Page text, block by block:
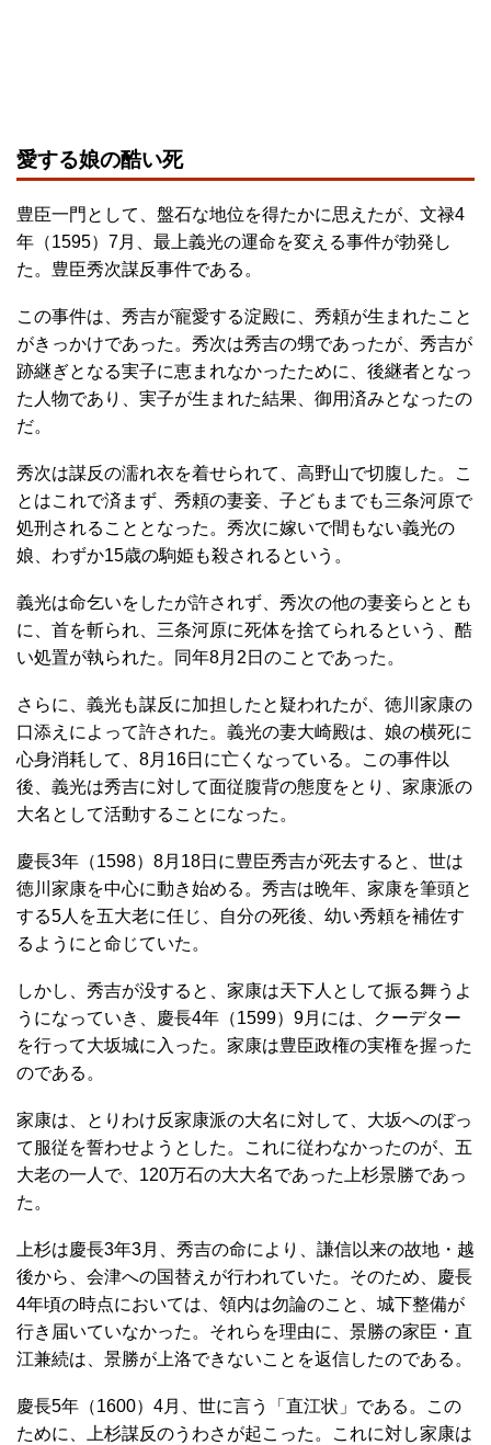
愛する娘の酷い死
豊臣一門として、盤石な地位を得たかに思えたが、文禄4
年（1595）7月、最上義光の運命を変える事件が勃発し
た。豊臣秀次謀反事件である。
この事件は、秀吉が寵愛する淀殿に、秀頼が生まれたこと
がきっかけであった。秀次は秀吉の甥であったが、秀吉が
跡継ぎとなる実子に恵まれなかったために、後継者となっ
た人物であり、実子が生まれた結果、御用済みとなったの
だ。
秀次は謀反の濡れ衣を着せられて、高野山で切腹した。こ
とはこれで済まず、秀頼の妻妾、子どもまでも三条河原で
処刑されることとなった。秀次に嫁いで間もない義光の
娘、わずか15歳の駒姫も殺されるという。
義光は命乞いをしたが許されず、秀次の他の妻妾らととも
に、首を斬られ、三条河原に死体を捨てられるという、酷
い処置が執られた。同年8月2日のことであった。
さらに、義光も謀反に加担したと疑われたが、徳川家康の
口添えによって許された。義光の妻大崎殿は、娘の横死に
心身消耗して、8月16日に亡くなっている。この事件以
後、義光は秀吉に対して面従腹背の態度をとり、家康派の
大名として活動することになった。
慶長3年（1598）8月18日に豊臣秀吉が死去すると、世は
徳川家康を中心に動き始める。秀吉は晩年、家康を筆頭と
する5人を五大老に任じ、自分の死後、幼い秀頼を補佐す
るようにと命じていた。
しかし、秀吉が没すると、家康は天下人として振る舞うよ
うになっていき、慶長4年（1599）9月には、クーデター
を行って大坂城に入った。家康は豊臣政権の実権を握った
のである。
家康は、とりわけ反家康派の大名に対して、大坂へのぼっ
て服従を誓わせようとした。これに従わなかったのが、五
大老の一人で、120万石の大大名であった上杉景勝であっ
た。
上杉は慶長3年3月、秀吉の命により、謙信以来の故地・越
後から、会津への国替えが行われていた。そのため、慶長
4年頃の時点においては、領内は勿論のこと、城下整備が
行き届いていなかった。それらを理由に、景勝の家臣・直
江兼続は、景勝が上洛できないことを返信したのである。
慶長5年（1600）4月、世に言う「直江状」である。この
ために、上杉謀反のうわさが起こった。これに対し家康は